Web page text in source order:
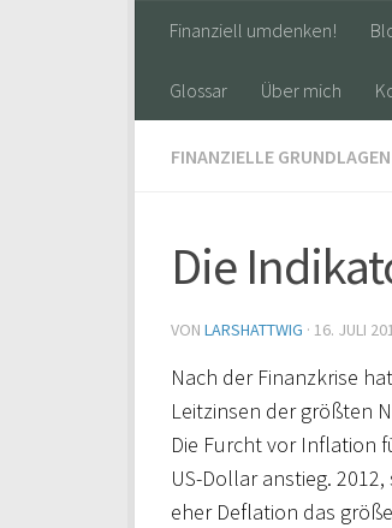
Finanziell umdenken!
Glossar Über mich
FINANZIELLE GRUNDLAGEN
Die
VON LARSHATTWIG · 16. JULI
Nach der Finanzkrise
Leitzinsen der größten
Die Furcht vor Inflation
US-Dollar anstieg.
eher Deflation das